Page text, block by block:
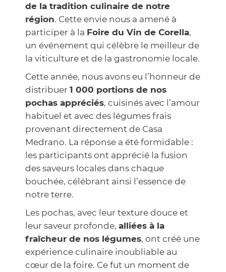
de la tradition culinaire de notre
région. Cette envie nous a amené à
participer à la Foire du Vin de Corella,
un événement qui célèbre le meilleur de
la viticulture et de la gastronomie locale.
Cette année, nous avons eu l’honneur de
distribuer 1 000 portions de nos
pochas appréciés, cuisinés avec l’amour
habituel et avec des légumes frais
provenant directement de Casa
Medrano. La réponse a été formidable :
les participants ont apprécié la fusion
des saveurs locales dans chaque
bouchée, célébrant ainsi l’essence de
notre terre.
Les pochas, avec leur texture douce et
leur saveur profonde, alliées à la
fraîcheur de nos légumes, ont créé une
expérience culinaire inoubliable au
cœur de la foire. Ce fut un moment de